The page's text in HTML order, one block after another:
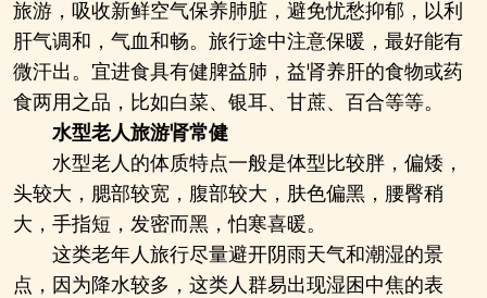
旅游，吸收新鲜空气保养肺脏，避免忧愁抑郁，以利
肝气调和，气血和畅。旅行途中注意保暖，最好能有
微汗出。宜进食具有健脾益肺，益肾养肝的食物或药
食两用之品，比如白菜、银耳、甘蔗、百合等等。
水型老人旅游肾常健
水型老人的体质特点一般是体型比较胖，偏矮，
头较大，腮部较宽，腹部较大，肤色偏黑，腰臀稍
大，手指短，发密而黑，怕寒喜暖。
这类老年人旅行尽量避开阴雨天气和潮湿的景
点，因为降水较多，这类人群易出现湿困中焦的表